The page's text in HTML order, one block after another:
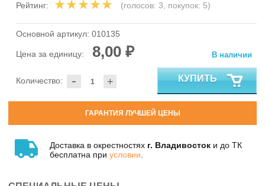
Рейтинг: (голосов: 3, покупок: 5)
Основной артикул: 010135
Цена за единицу: 8,00 ₽
- +
Количество:
В наличии
КУПИТЬ
ГАРАНТИЯ ЛУЧШЕЙ ЦЕНЫ
Доставка в окрестностях г. Владивосток и до ТК
бесплатна при условии